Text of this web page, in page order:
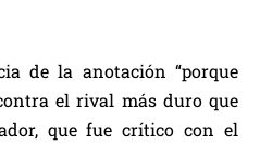
de la anotación “porque
el rival más duro que
que fue crítico con el